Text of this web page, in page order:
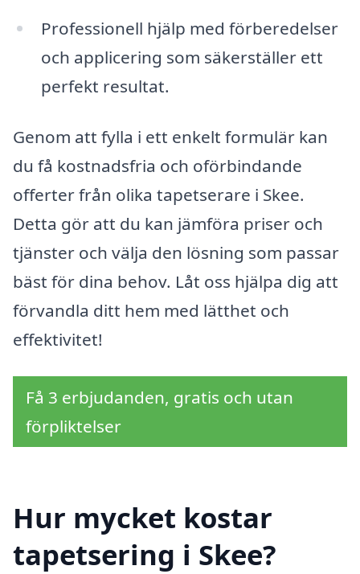
Professionell hjälp med förberedelser
och applicering som säkerställer ett
perfekt resultat.
Genom att fylla i ett enkelt formulär kan
du få kostnadsfria och oförbindande
offerter från olika tapetserare i Skee.
Detta gör att du kan jämföra priser och
tjänster och välja den lösning som passar
bäst för dina behov. Låt oss hjälpa dig att
förvandla ditt hem med lätthet och
effektivitet!
Få 3 erbjudanden, gratis och utan
förpliktelser
Hur mycket kostar
tapetsering i Skee?